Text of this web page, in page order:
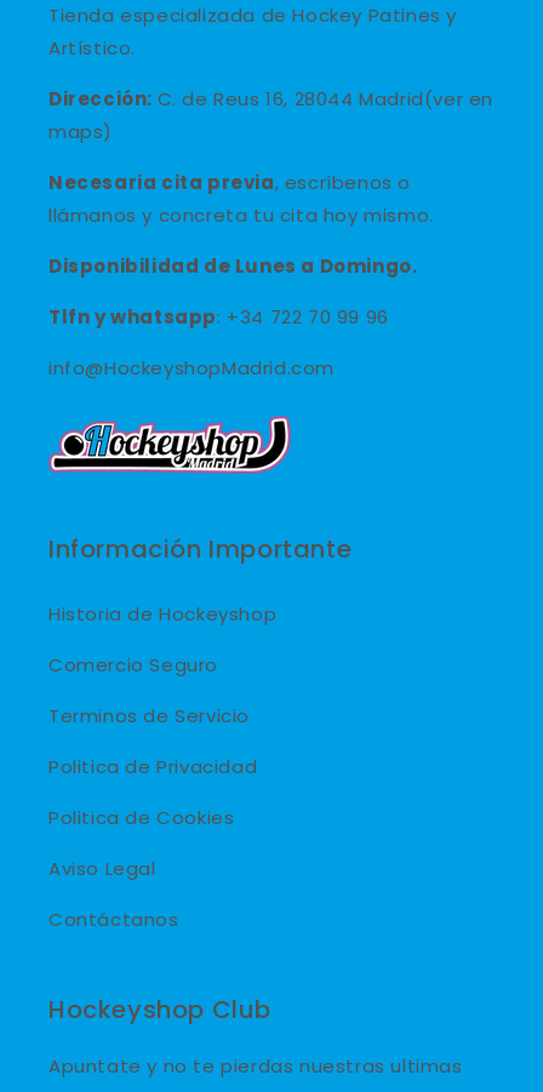
Tienda especializada de Hockey Patines y
Artístico.
Dirección: C. de Reus 16, 28044 Madrid(ver en
maps)
Necesaria cita previa, escríbenos o
llámanos y concreta tu cita hoy mismo.
Disponibilidad de Lunes a Domingo.
Tlfn ywhatsapp: +34 722 70 99 96
info@HockeyshopMadrid.com
Información Importante
Historia de Hockeyshop
Comercio Seguro
Terminos de Servicio
Politica de Privacidad
Politica de Cookies
Aviso Legal
Contáctanos
Hockeyshop Club
Apuntate y no te pierdas nuestras ultimas